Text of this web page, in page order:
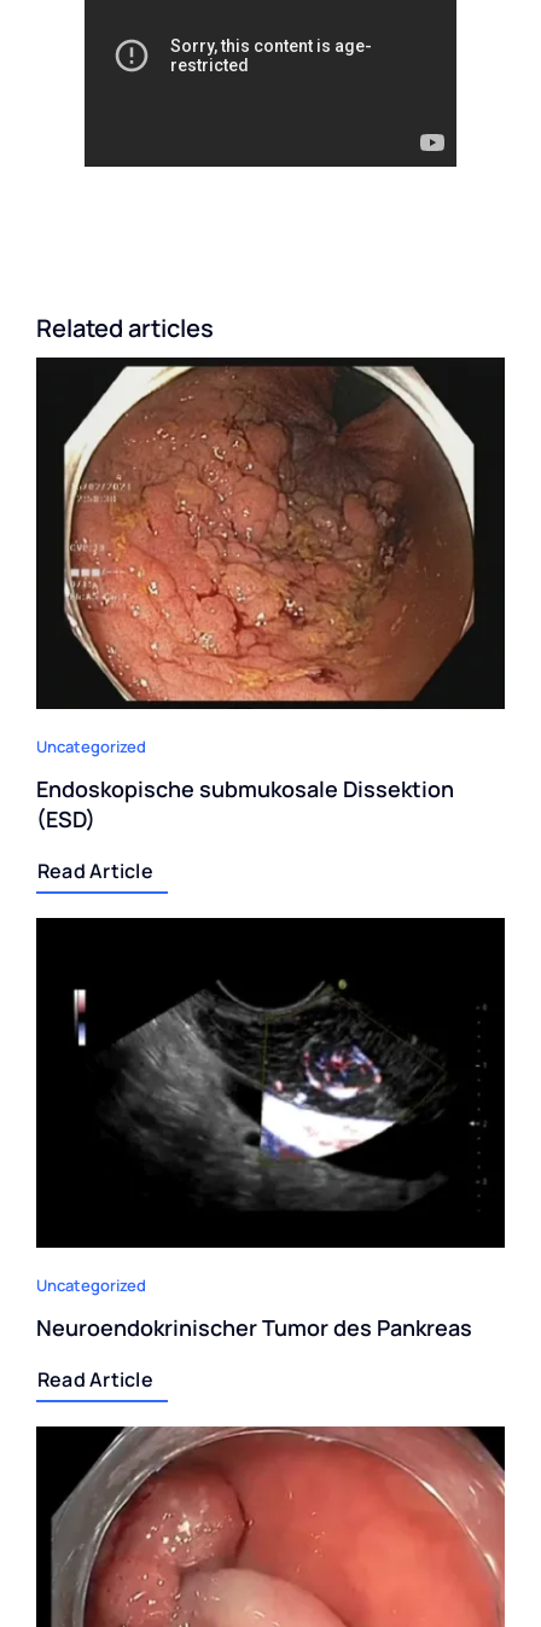
Related articles
Uncategorized
Endoskopische submukosale Dissektion
(ESD)
Read Article
Uncategorized
Neuroendokrinischer Tumor des Pankreas
Read Article